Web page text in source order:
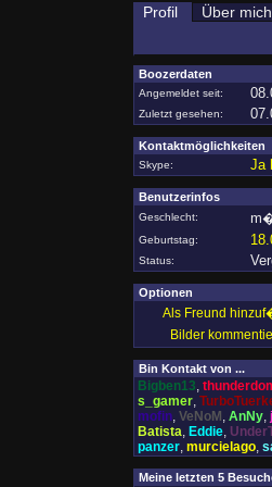
Profil Über mich
Boozerdaten
Angemeldet seit:
Zuletzt gesehen:
Kontaktmöglichkeiten
Skype: Ja
Benutzerinfos
Geschlecht:
Geburtstag:
Status:
Optionen
Als Freund
Bilder
Bin Kontakt von ...
Bigben13,
s_gamer,
mofin, VeNoM , AnNy,
Batista, Eddie,
panzer, murcielago,
Meine letzten 5